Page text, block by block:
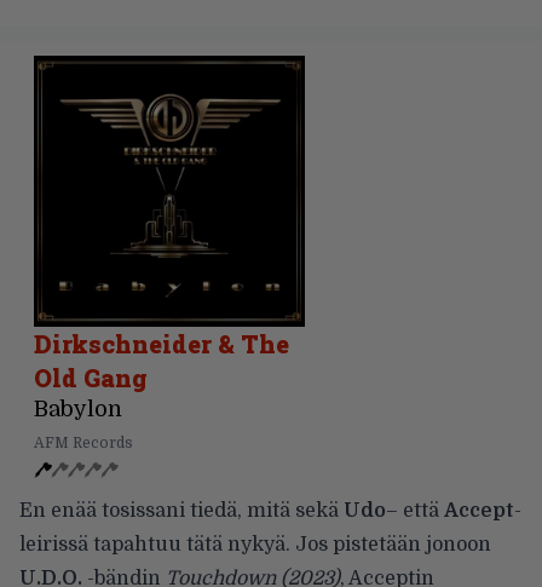
Dirkschneider & The
Old Gang
Babylon
AFM Records
En enää tosissani tiedä, mitä sekä Udo– että Accept-
leirissä tapahtuu tätä nykyä. Jos pistetään jonoon
U.D.O. -bändin Touchdown (2023), Acceptin